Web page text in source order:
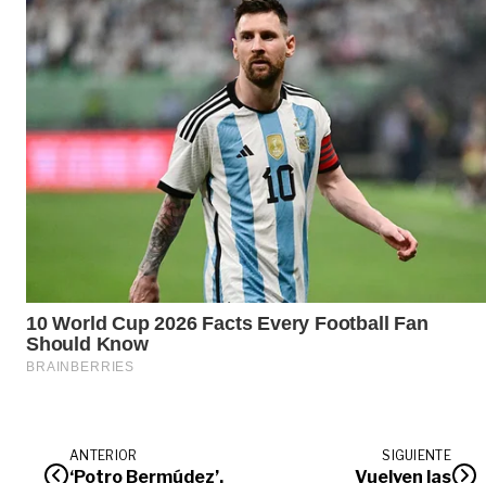
ANTERIOR
‘Potro Bermúdez’,
SIGUIENTE
Vuelven las